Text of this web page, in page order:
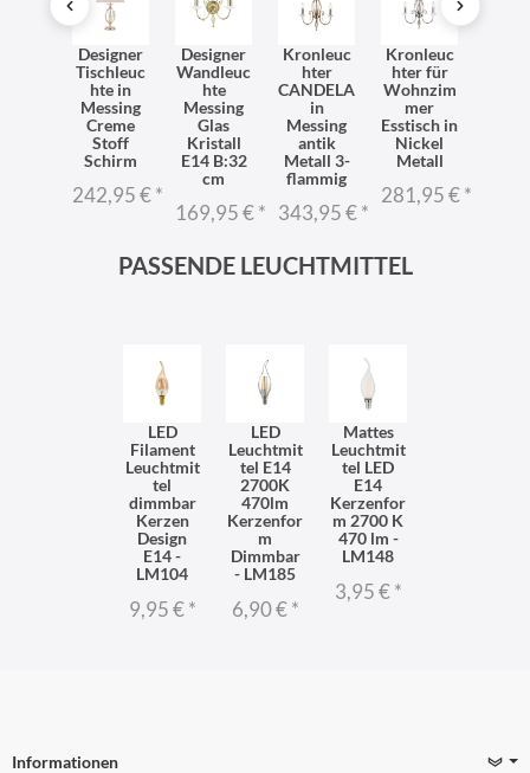
Designer
Tischleuc
hte in
Messing
Creme
Stoff
Schirm
242,95 €*
Designer
Wandleuc
hte
Messing
Glas
Kristall
E14 B:32
cm
169,95 €*
Kronleuc
hter
CANDELA
in
Messing
antik
Metall 3-
flammig
343,95 €*
Kronleuc
hter für
Wohnzim
mer
Esstisch in
Nickel
Metall
281,95 €*
PASSENDE LEUCHTMITTEL
LED
Filament
Leuchtmit
tel
dimmbar
Kerzen
Design
E14 -
LM104
9,95 €*
LED
Leuchtmit
tel E14
2700K
470lm
Kerzenfor
m
Dimmbar
- LM185
6,90 €*
Mattes
Leuchtmit
tel LED
E14
Kerzenfor
m 2700 K
470 lm -
LM148
3,95 €*
Informationen